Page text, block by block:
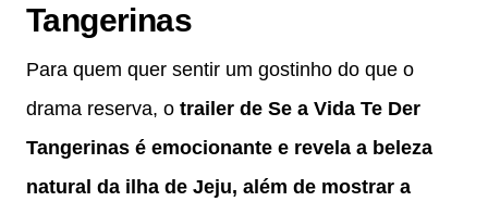
Tangerinas
Para quem quer sentir um gostinho do que o
drama reserva, o trailer de Se a Vida Te Der
Tangerinas é emocionante e revela a beleza
natural da ilha de Jeju, além de mostrar a